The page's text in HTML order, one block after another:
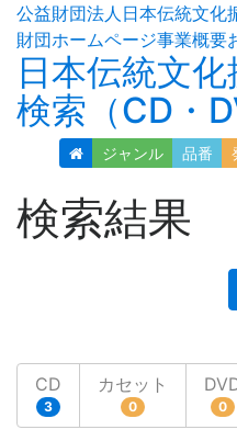
公益財団法人日本伝統文化
財団ホームページ事業概要
日本伝統文
検索（CD・
ジャンル 品番
検索結果
CD
3
カセット
0 0